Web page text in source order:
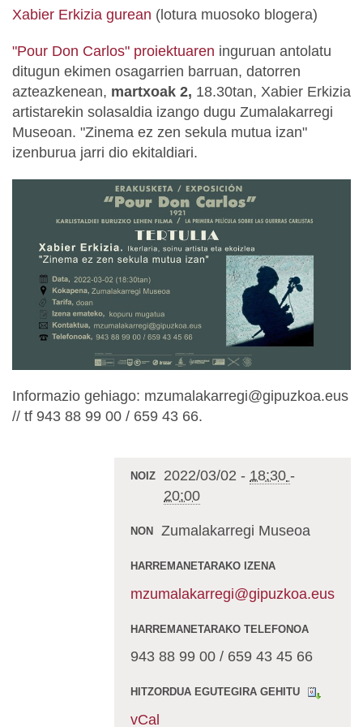
Xabier Erkizia gurean (lotura muosoko blogera)
"Pour Don Carlos" proiektuaren inguruan antolatu
ditugun ekimen osagarrien barruan, datorren
azteazkenean, martxoak 2, 18.30tan, Xabier Erkizia
artistarekin solasaldia izango dugu Zumalakarregi
Museoan. "Zinema ez zen sekula mutua izan"
izenburua jarri dio ekitaldiari.
Informazio gehiago: mzumalakarregi@gipuzkoa.eus
// tf 943 88 99 00 / 659 43 66.
NOIZ 2022/03/02 - 18:30 -
20:00
NON Zumalakarregi Museoa
HARREMANETARAKO IZENA
mzumalakarregi@gipuzkoa.eus
HARREMANETARAKO TELEFONOA
943 88 99 00 / 659 43 45 66
HITZORDUA EGUTEGIRA GEHITU
vCal